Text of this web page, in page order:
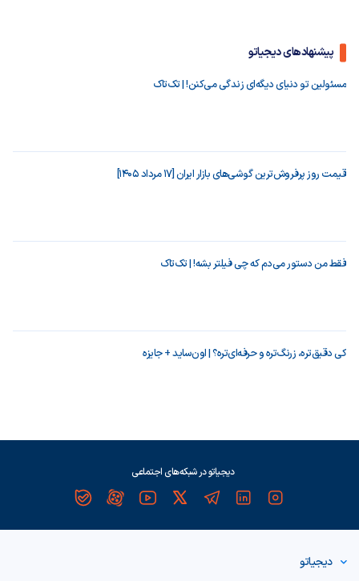
پیشنهادهای دیجیاتو
مسئولین تو دنیای دیگه‌ای زندگی می‌کنن! | تک‌تاک
قیمت روز پرفروش‌ترین گوشی‌های بازار ایران [17 مرداد 1405]
فقط من دستور می‌دم که چی فیلتر بشه! | تک‌تاک
کی دقیق‌تره، زرنگ‌تره و حرفه‌ای‌تره؟ | اون‌ساید + جایزه
دیجیاتو در شبکه‌های اجتماعی
دیجیاتو